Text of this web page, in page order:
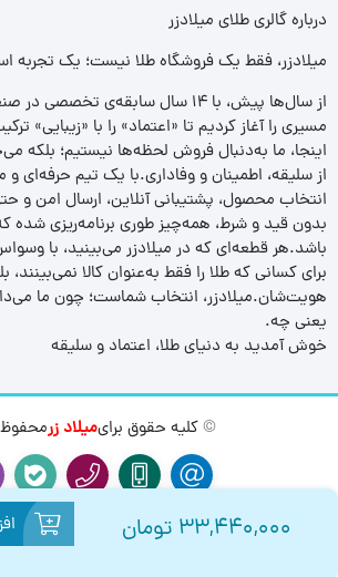
درباره گالری طلای میلادزر
میلادزر، فقط یک فروشگاه طلا نیست؛ یک تجربه‌
از سال‌ها پیش، با ۱۴ سال سابقه‌ی
مسیری را آغاز کردیم تا «اعتماد» را با «زیبایی»
اینجا، ما به‌دنبال فروش لحظه‌ها نیستیم؛ بلکه
از سلیقه، اطمینان و وفاداری.با یک تیم حرفه‌ای و
انتخاب محصول، پشتیبانی آنلاین، ارسال امن و
بدون قید و شرط، همه‌چیز طوری برنامه‌ریزی شده
باشد.هر قطعه‌ای که در میلادزر می‌بینید، با
برای کسانی که طلا را فقط به‌عنوان کالا
هویت‌شان.میلادزر، انتخاب شماست؛ چون ما
یعنی چه.
خوش آمدید به دنیای طلا، اعتماد و سلیقه
© کلیه حقوق برایمیلاد زر
33,440,000 تومان
0